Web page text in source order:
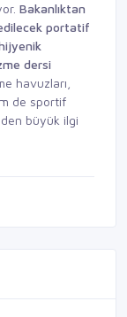
Bakanlıktan
portatif
dersi
havuzları,
de sportif
büyük ilgi